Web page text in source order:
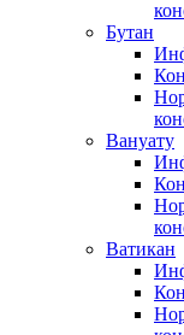
Бутан
Вануату
Ватикан